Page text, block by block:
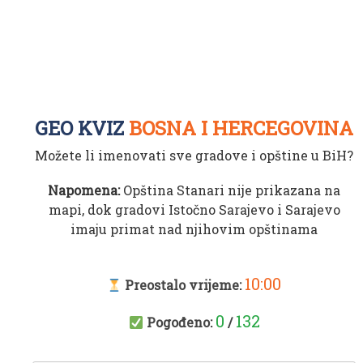
GEO KVIZ BOSNA I HERCEGOVINA
Možete li imenovati sve gradove i opštine u BiH?
Napomena:Opština Stanari nije prikazana na
mapi, dok gradovi Istočno Sarajevo i Sarajevo
imaju primat nad njihovim opštinama
Preostalo vrijeme:10:00
Pogođeno:0 /132